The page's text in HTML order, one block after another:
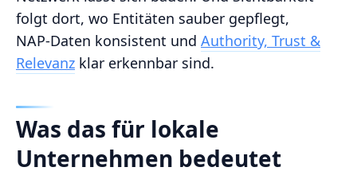
folgt dort, wo Entitäten sauber gepflegt,
NAP‑Daten konsistent und Authority, Trust &
Relevanz klar erkennbar sind.
Was das für lokale
Unternehmen bedeutet